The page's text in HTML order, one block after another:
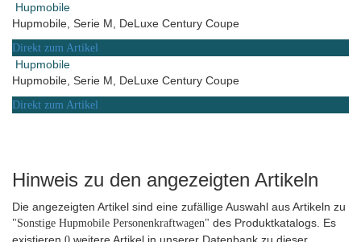
Hupmobile
Hupmobile, Serie M, DeLuxe Century Coupe
Direkt zum Artikel
Hupmobile
Hupmobile, Serie M, DeLuxe Century Coupe
Direkt zum Artikel
Hinweis zu den angezeigten Artikeln
Die angezeigten Artikel sind eine zufällige Auswahl aus Artikeln zu
"Sonstige Hupmobile Personenkraftwagen" des Produktkatalogs. Es